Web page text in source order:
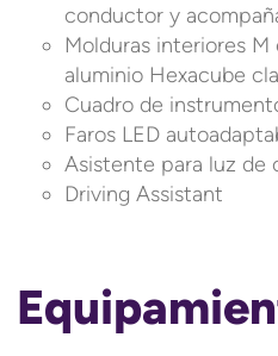
conductor y
Molduras interiores M
aluminio Hexacube
Cuadro de
Faros LED
Asistente para luz de
Driving Assistant